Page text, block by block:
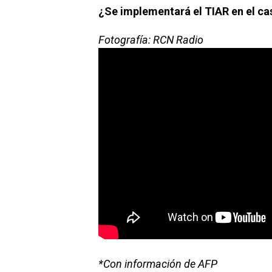
¿Se implementará el TIAR en el
Fotografía: RCN Radio
*Con información de AFP